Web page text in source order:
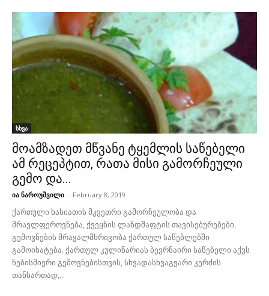
სხვა
მოამზადეთ მწვანე ტყემლის საწებელი
ამ რეცეპტით, რათა მისი გამორჩეული
გემო და...
ია ნაროუშვილი - February 8, 2019
ქართული ხასიათის მკვეთრი გამორჩეულობა და
მრავლფეროვნება, ქვეყნის ლანდშაფტის თავისებურებები,
გემოვნების მრავალმხრივობა ქართულ საწებლებში
გამოიხატება. ქართულ კულინარიას ბევრნაირი საწებელი აქვს
ნებისმიერი გემოვნებისთვის, სხვადასხვაგვარი კერძის
თანსართად,...